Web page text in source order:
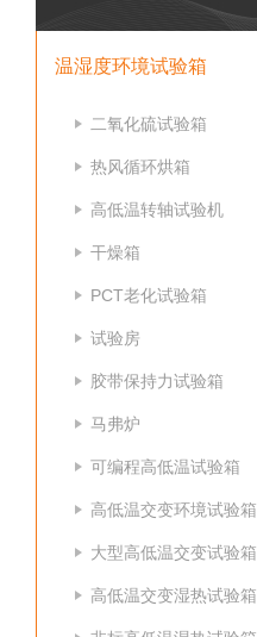
温湿度环境试验箱
二氧化硫试验箱
热风循环烘箱
高低温转轴试验机
干燥箱
PCT老化试验箱
试验房
胶带保持力试验箱
马弗炉
可编程高低温试验箱
高低温交变环境试验箱
大型高低温交变试验箱
高低温交变湿热试验箱